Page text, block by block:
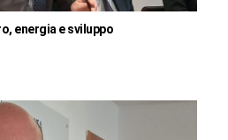
energia e sviluppo